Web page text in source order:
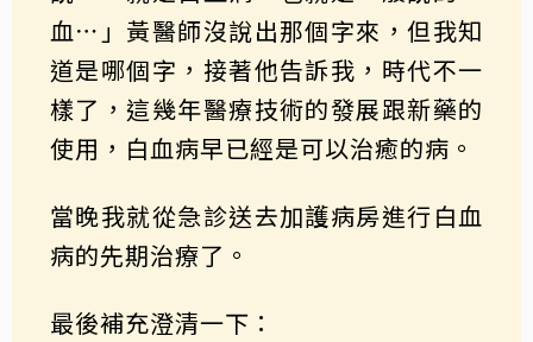
血⋯」黃醫師沒說出那個字來，但我知
道是哪個字，接著他告訴我，時代不一
樣了，這幾年醫療技術的發展跟新藥的
使用，白血病早已經是可以治癒的病。
當晚我就從急診送去加護病房進行白血
病的先期治療了。
最後補充澄清一下：